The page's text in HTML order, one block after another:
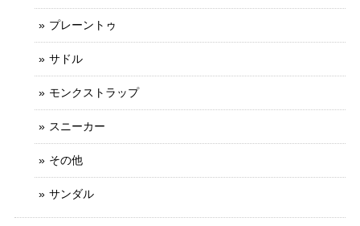
プレーントゥ
サドル
モンクストラップ
スニーカー
その他
サンダル